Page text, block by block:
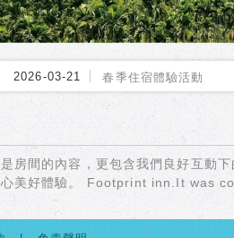
2024-11-07 中衛發展中心參訪
2026-03-21 春季住宿體驗活動
2026-03-17 兒童入住指南
自然觀察住宿優惠 | 賞
2025-12-30 謝謝 2025，2026新年
2025-08-25 旅行，是過客也是歸
房間的內容，更包含我們良好互動
心美好體驗。 Footprint inn.It was